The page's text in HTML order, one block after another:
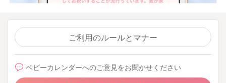
ご利用のルールとマナー
ベビーカレンダーへのご意見をお聞かせください